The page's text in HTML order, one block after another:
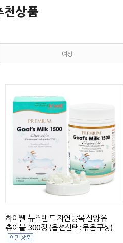
천상품
여성
하이웰 뉴질랜드 자연방목 산양유
츄어블 300정 (옵션선택: 묶음구성)